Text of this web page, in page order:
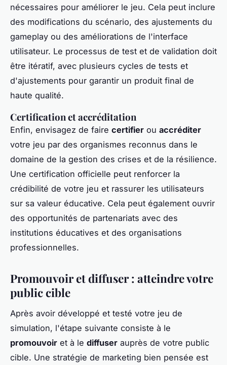
nécessaires pour améliorer le jeu. Cela peut inclure
des modifications du scénario, des ajustements du
gameplay ou des améliorations de l'interface
utilisateur. Le processus de test et de validation doit
être itératif, avec plusieurs cycles de tests et
d'ajustements pour garantir un produit final de
haute qualité.
Certification et accréditation
Enfin, envisagez de faire certifier ou accréditer
votre jeu par des organismes reconnus dans le
domaine de la gestion des crises et de la résilience.
Une certification officielle peut renforcer la
crédibilité de votre jeu et rassurer les utilisateurs
sur sa valeur éducative. Cela peut également ouvrir
des opportunités de partenariats avec des
institutions éducatives et des organisations
professionnelles.
Promouvoir et diffuser : atteindre votre
public cible
Après avoir développé et testé votre jeu de
simulation, l'étape suivante consiste à le
promouvoir et à le diffuser auprès de votre public
cible. Une stratégie de marketing bien pensée est